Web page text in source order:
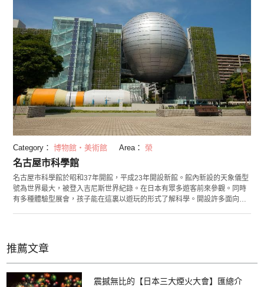
Category： 博物館・美術館 Area： 榮
名古屋市科學館
名古屋市科學館於昭和37年開館，平成23年開設新館。館內新設的天象儀型
號為世界最大，被登入吉尼斯世界紀錄。在日本有眾多遊客前來參觀。同時
有多種體驗型展會，孩子能在這裏以遊玩的形式了解科學。開設許多面向教
推薦文章
震撼無比的【日本三大煙火大會】匯總介